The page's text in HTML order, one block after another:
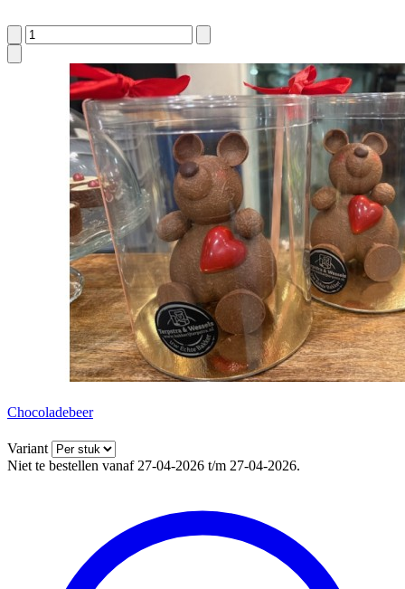
Chocoladebeer
Variant
Niet te bestellen vanaf 27-04-2026 t/m 27-04-2026.